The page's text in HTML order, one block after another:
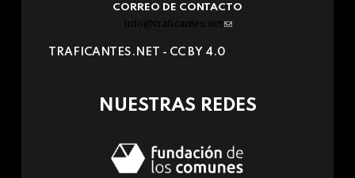
CORREO DE CONTACTO
info@traficantes.net (link
e-
TRAFICANTES.NET - CC BY 4.0
NUESTRAS REDES